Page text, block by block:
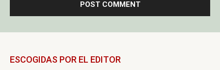
ESCOGIDAS POR EL EDITOR